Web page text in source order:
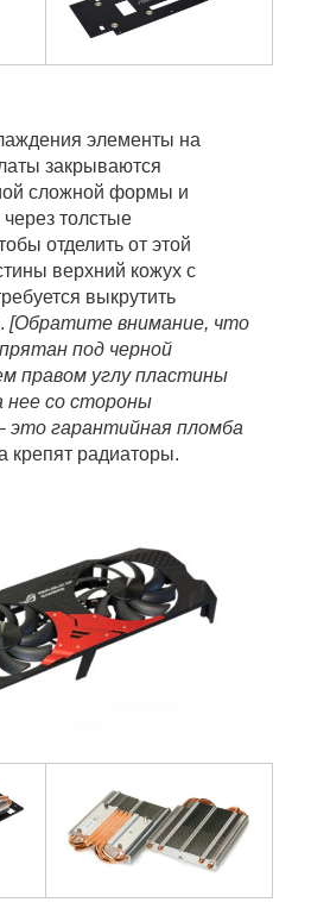
элементы на
закрываются
сложной формы и
через толстые
отделить от этой
верхний кожух с
выкрутить
[Обратите внимание, что
под черной
правом углу пластины
нее со стороны
это гарантийная пломба
крепят радиаторы.